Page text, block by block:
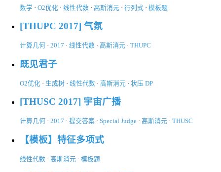
数学 · O2优化 · 线性代数 · 高斯消元 · 行列式 · 模板题
[THUPC 2017] 气氛
计算几何 · 2017 · 线性代数 · 高斯消元 · THUPC
既见君子
O2优化 · 生成树 · 线性代数 · 高斯消元 · 状压 DP
[THUSC 2017] 宇宙广播
计算几何 · 2017 · 提交答案 · Special Judge · 高斯消元 · THUSC
【模板】特征多项式
线性代数 · 高斯消元 · 模板题